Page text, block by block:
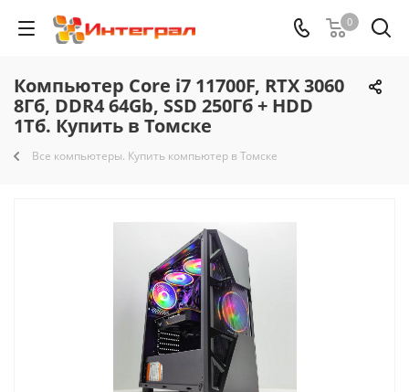
0
Компьютер Core i7 11700F, RTX 3060
8Гб, DDR4 64Gb, SSD 250Гб + HDD
1Тб. Купить в Томске
Все компьютеры. Купить компьютер в Томске